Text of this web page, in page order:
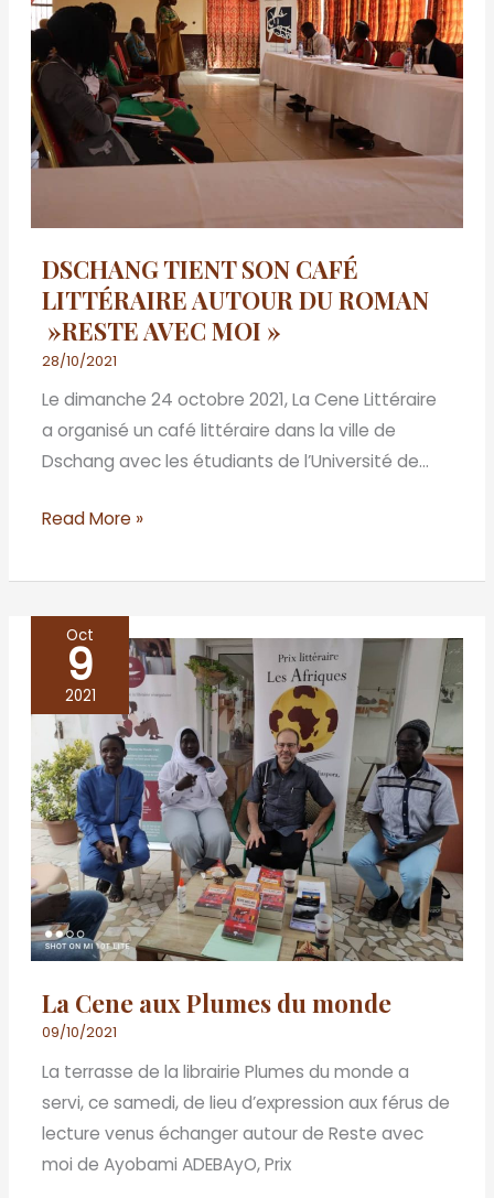
DSCHANG TIENT SON CAFÉ
LITTÉRAIRE AUTOUR DU ROMAN
»RESTE AVEC MOI »
28/10/2021
Le dimanche 24 octobre 2021, La Cene Littéraire
a organisé un café littéraire dans la ville de
Dschang avec les étudiants de l’Université de…
CAFÉ
LITTÉRAIRE
AUTOUR
DU
ROMAN
»RESTE
Read More »
Oct
9
2021
La Cene aux Plumes du monde
09/10/2021
La terrasse de la librairie Plumes du monde a
servi, ce samedi, de lieu d’expression aux férus de
lecture venus échanger autour de Reste avec
moi de Ayobami ADEBAyO, Prix
Cene
aux
Plumes
du
monde